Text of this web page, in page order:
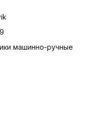
машинно-ручные